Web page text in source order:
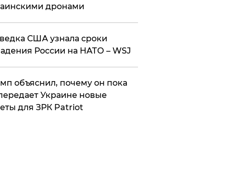
дронами
США узнала сроки
России на НАТО – WSJ
объяснил, почему он пока
Украине новые
для ЗРК Patriot